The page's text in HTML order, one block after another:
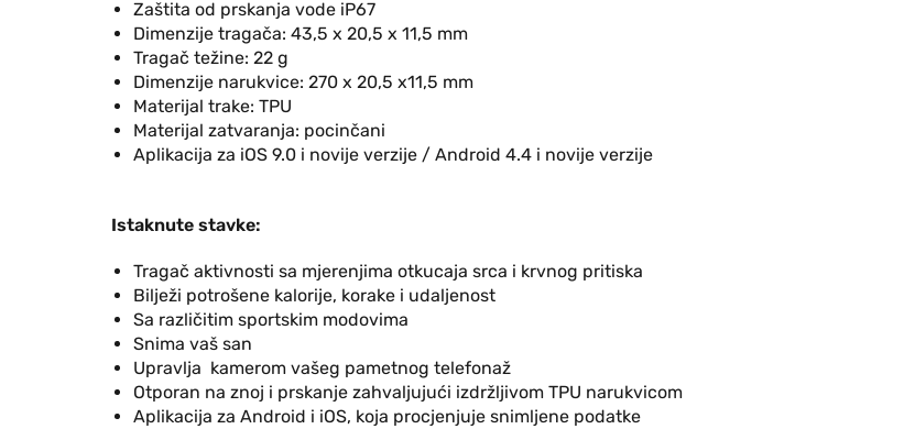
Zaštita od prskanja vode iP67
Dimenzije tragača: 43,5 x 20,5 x 11,5 mm
Tragač težine: 22 g
Dimenzije narukvice: 270 x 20,5 x11,5 mm
Materijal trake: TPU
Materijal zatvaranja: pocinčani
Aplikacija za iOS 9.0 i novije verzije / Android 4.4 i novije verzije
Istaknute stavke:
Tragač aktivnosti sa mjerenjima otkucaja srca i krvnog pritiska
Bilježi potrošene kalorije, korake i udaljenost
Sa različitim sportskim modovima
Snima vaš san
Upravlja kamerom vašeg pametnog telefonaž
Otporan na znoj i prskanje zahvaljujući izdržljivom TPU narukvicom
Aplikacija za Android i iOS, koja procjenjuje snimljene podatke